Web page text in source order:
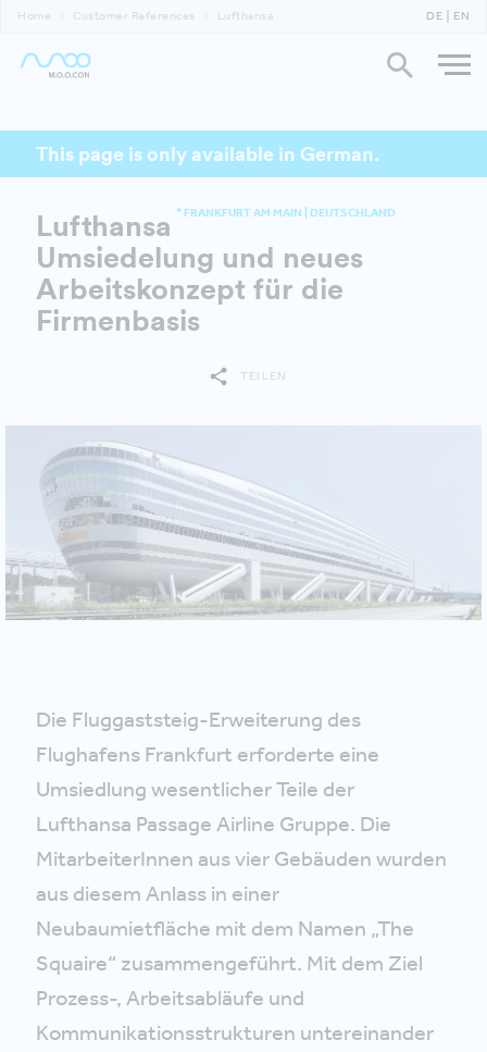
Home Customer References Lufthansa DE EN
This page is only available in German.
Lufthansa * FRANKFURT AM MAIN | DEUTSCHLAND
Umsiedelung und neues
Arbeitskonzept für die
Firmenbasis
TEILEN
Die Fluggaststeig-Erweiterung des
Flughafens Frankfurt erforderte eine
Umsiedlung wesentlicher Teile der
Lufthansa Passage Airline Gruppe. Die
MitarbeiterInnen aus vier Gebäuden wurden
aus diesem Anlass in einer
Neubaumietfläche mit dem Namen „The
Squaire“ zusammengeführt. Mit dem Ziel
Prozess-, Arbeitsabläufe und
Kommunikationsstrukturen untereinander